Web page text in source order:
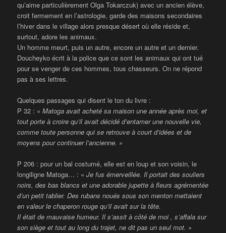
qu’aime particulièrement Olga Tokarczuk) avec un ancien élève,
croit fermement en l’astrologie, garde des maisons secondaires
l’hiver dans le village alors presque désert où elle réside et,
surtout, adore les animaux.
Un homme meurt, puis un autre, encore un autre et un dernier.
Doucheyko écrit à la police que ce sont les animaux qui ont tué
pour se venger de ces hommes, tous chasseurs. On ne répond
pas à ses lettres.
Quelques passages qui disent le ton du livre :
P 32 : «Matoga avait acheté sa maison une année après moi, et
tout porte à croire qu’il avait décidé d’entamer une nouvelle vie,
comme toute personne qui se retrouve à court d’idées et de
moyens pour continuer l’ancienne. »
P 206 : pour un bal costumé, elle est en loup et son voisin, le
longiligne Matoga… : «Je fus émerveillée. Il portait des souliers
noirs, des bas blancs et une adorable jupette à fleurs agrémentée
d’un petit tablier. Des rubans noués sous son menton mettaient
en valeur le chaperon rouge qu’il avait sur la tête.
Il était de mauvaise humeur. Il s’assit à côté de moi , s’affala sur
son siège et tout au long du trajet, ne dit pas un seul mot. »